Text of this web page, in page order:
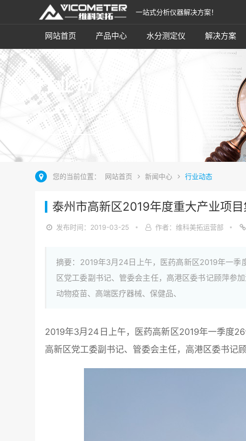
一站式分析仪器解决方案！
网站首页 产品中心 水分测定仪 解决方案
行业动态
立即咨询
您的当前位置： 网站首页 新闻中心 行业动态
泰州市高新区2019年度重大产业项
发布时间：2019-03-25 作者：维科美拓运营部
摘要：2019年3月24日上午，医药高新区2019年一季
区党工委副书记、管委会主任，高港区委书记顾萍参
动物疫苗、高端医疗器械、保健品、
2019年3月24日上午，医药高新区2019年一季度
高新区党工委副书记、管委会主任，高港区委书记顾